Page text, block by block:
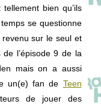
tellement bien qu’ils
se questionne
sur le seul et
l’épisode 9 de la
mais on a aussi
un(e) fan de Teen
de jouer des